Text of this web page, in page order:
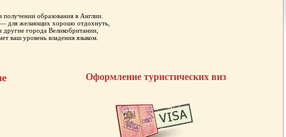
образования в Англии.
— для желающих хорошо отдохнуть,
другие города Великобритании,
ваш уровень владения языком.
Оформление туристических виз